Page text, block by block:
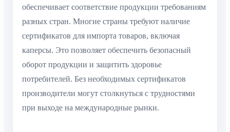
обеспечивает соответствие продукции требованиям
разных стран. Многие страны требуют наличие
сертификатов для импорта товаров, включая
каперсы. Это позволяет обеспечить безопасный
оборот продукции и защитить здоровье
потребителей. Без необходимых сертификатов
производители могут столкнуться с трудностями
при выходе на международные рынки.